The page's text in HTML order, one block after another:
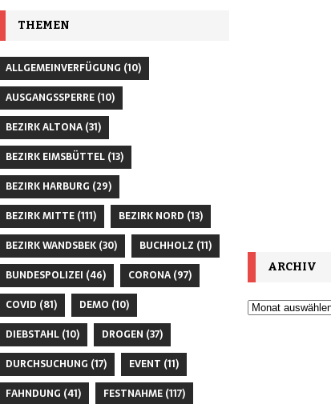
THEMEN
ALLGEMEINVERFÜGUNG (10)
AUSGANGSSPERRE(10)
BEZIRK ALTONA(31)
BEZIRK EIMSBÜTTEL(13)
BEZIRK HARBURG (29)
BEZIRK MITTE(111) BEZIRK NORD (13)
BEZIRK WANDSBEK(30) BUCHHOLZ (11)
BUNDESPOLIZEI (46) CORONA(97)
COVID (81) DEMO (10)
DIEBSTAHL(10) DROGEN (37)
DURCHSUCHUNG (17) EVENT (11)
FAHNDUNG (41) FESTNAHME(117)
ARCHIV